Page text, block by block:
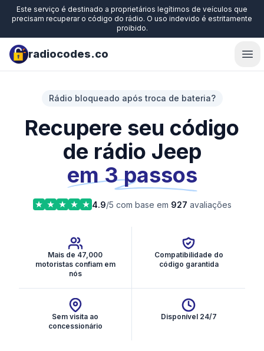
Este serviço é destinado a proprietários legítimos de veículos que
precisam recuperar o código do rádio. O uso indevido é estritamente
proibido.
radiocodes.co
Rádio bloqueado após troca de bateria?
Recupere seu código
de rádio Jeep
em 3 passos
4.9/5 com base em 927 avaliações
Mais de 47,000
motoristas confiam em
nós
Compatibilidade do
código garantida
Sem visita ao
concessionário
Disponível 24/7